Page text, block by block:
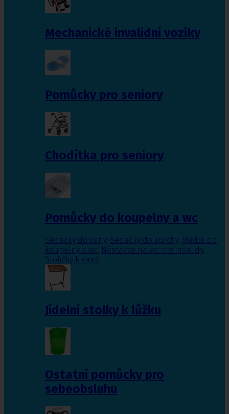
Mechanické invalidní vozíky
Pomůcky pro seniory
Chodítka pro seniory
Pomůcky do koupelny a wc
Sedačky do vany, Sedačky do sprchy, Madla do
koupelny a wc, Nástavce na wc pro invalidy,
Stoličky k vaně
Jídelní stolky k lůžku
Ostatní pomůcky pro
sebeobsluhu